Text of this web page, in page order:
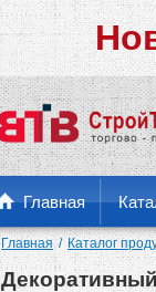
Главная
Главная Каталог